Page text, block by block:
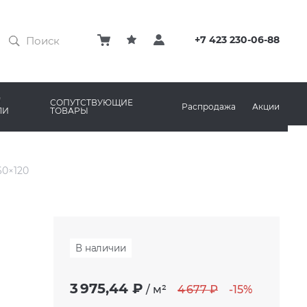
+7 423 230-06-88
MARAZZI
СОПУТСТВУЮЩИЕ
ТОВАРЫ
КЛЕЙ
СИСТЕМА ВЫРАВНИВАНИЯ
Распродажа Акции
В наличии
3 975,44 ₽ / м² 4 677 ₽ -15%